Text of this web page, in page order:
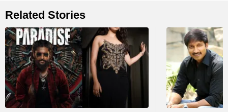
Related Stories